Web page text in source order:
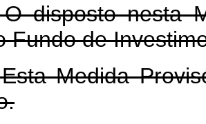
disposto nesta
Fundo de
Medida